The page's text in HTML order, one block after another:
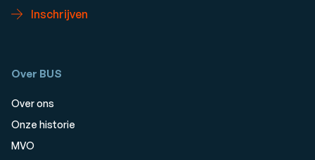
Inschrijven
Over BUS
Over ons
Onze historie
MVO